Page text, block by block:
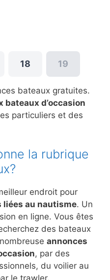
18 19
bateaux gratuites.
bateaux d’occasion
particuliers et des
la rubrique
endroit pour
liées au nautisme. Un
en ligne. Vous êtes
des bateaux
annonces
, par des
du voilier au
le trawler.